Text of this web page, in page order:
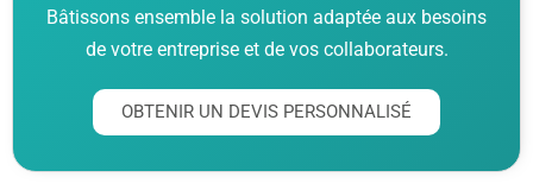
Bâtissons ensemble la solution adaptée aux besoins
de votre entreprise et de vos collaborateurs.
OBTENIR UN DEVIS PERSONNALISÉ